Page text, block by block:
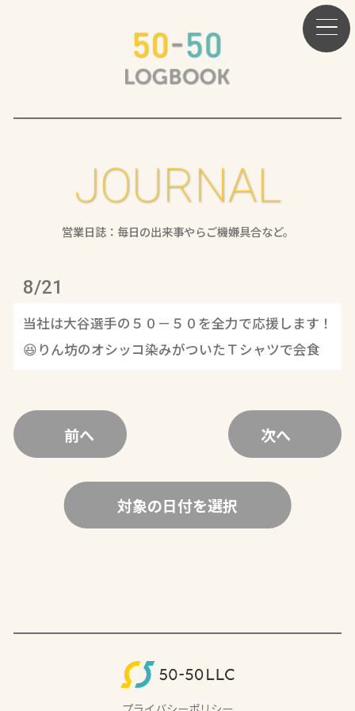
JOURNAL
営業日誌：毎日の出来事やらご機嫌具合など。
8/21
当社は大谷選手の５０－５０を全力で応援します！
😆りん坊のオシッコ染みがついたＴシャツで会食
前へ 次へ
対象の日付を選択